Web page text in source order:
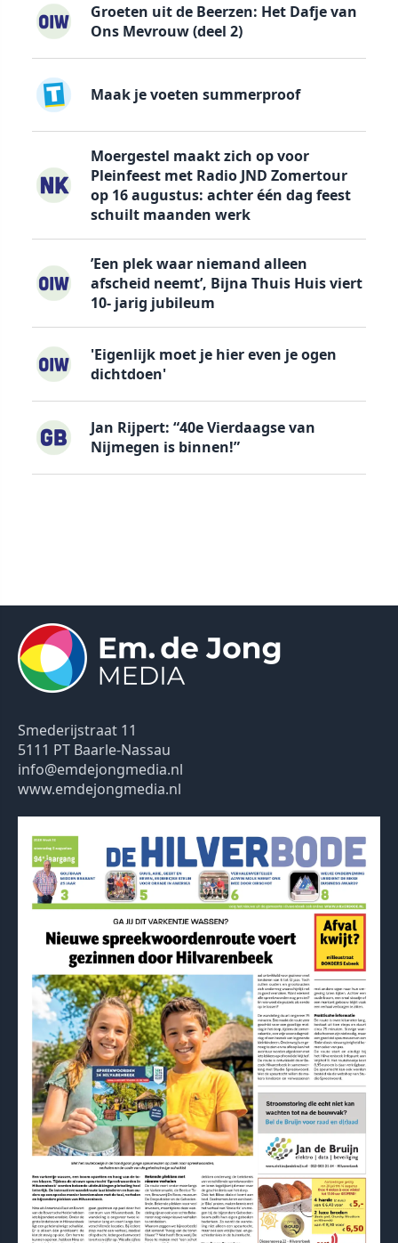
Groeten uit de Beerzen: Het Dafje van
Ons Mevrouw (deel 2)
Maak je voeten summerproof
Moergestel maakt zich op voor
Pleinfeest met Radio JND Zomertour
op 16 augustus: achter één dag feest
schuilt maanden werk
’Een plek waar niemand alleen
afscheid neemt’, Bijna Thuis Huis viert
10- jarig jubileum
'Eigenlijk moet je hier even je ogen
dichtdoen'
Jan Rijpert: “40e Vierdaagse van
Nijmegen is binnen!”
Smederijstraat 11
5111 PT Baarle-Nassau
info@emdejongmedia.nl
www.emdejongmedia.nl